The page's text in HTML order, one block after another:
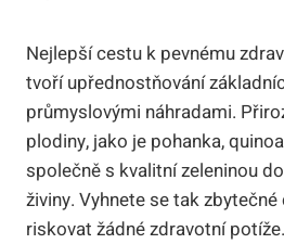
Nejlepší cestu k pevnému
tvoří upřednostňování
průmyslovými náhradami.
plodiny, jako je pohanka,
společně s kvalitní zeleninou
živiny. Vyhnete se tak
riskovat žádné zdravotní potíže.